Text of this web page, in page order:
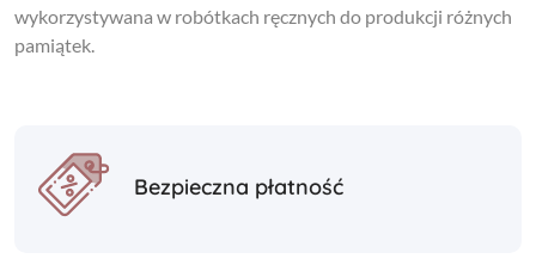
wykorzystywana w robótkach ręcznych do produkcji różnych
pamiątek.
Bezpieczna płatność